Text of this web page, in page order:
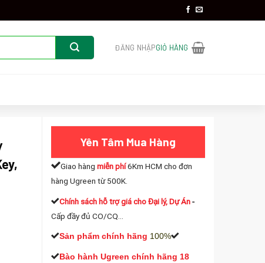
ĐĂNG NHẬPGIỎ HÀNG
70504 hỗ trợ M&B-Key, 2230/2242/2260/2280, tốc độ 32Gbps. số
Yên Tâm Mua Hàng
Giao hàng miễn phí 6Km HCM cho đơn
hàng Ugreen từ 500K.
Chính sách hỗ trợ giá cho Đại lý, Dự Án-
Cấp đầy đủ CO/CQ...
Sản phẩm chính hãng 100%
Bào hành Ugreen chính hãng 18